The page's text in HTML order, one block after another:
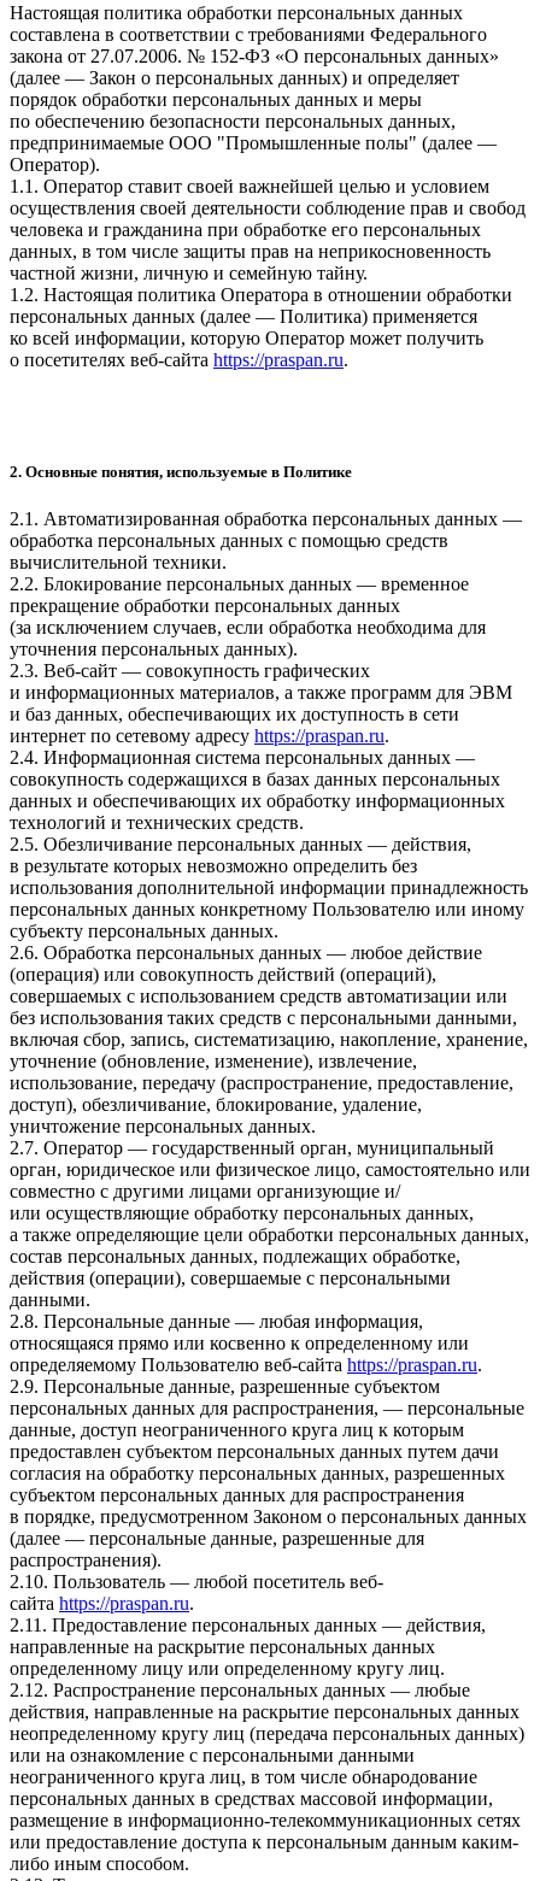
Настоящая политика обработки персональных данных
составлена в соответствии с требованиями Федерального
закона от 27.07.2006. № 152-ФЗ «О персональных данных»
(далее — Закон о персональных данных) и определяет
порядок обработки персональных данных и меры
по обеспечению безопасности персональных данных,
предпринимаемые ООО "Промышленные полы" (далее —
Оператор).
1.1. Оператор ставит своей важнейшей целью и условием
осуществления своей деятельности соблюдение прав и свобод
человека и гражданина при обработке его персональных
данных, в том числе защиты прав на неприкосновенность
частной жизни, личную и семейную тайну.
1.2. Настоящая политика Оператора в отношении обработки
персональных данных (далее — Политика) применяется
ко всей информации, которую Оператор может получить
о посетителях веб-сайта https://praspan.ru.
2. Основные понятия, используемые в Политике
2.1. Автоматизированная обработка персональных данных —
обработка персональных данных с помощью средств
вычислительной техники.
2.2. Блокирование персональных данных — временное
прекращение обработки персональных данных
(за исключением случаев, если обработка необходима для
уточнения персональных данных).
2.3. Веб-сайт — совокупность графических
и информационных материалов, а также программ для ЭВМ
и баз данных, обеспечивающих их доступность в сети
интернет по сетевому адресу https://praspan.ru.
2.4. Информационная система персональных данных —
совокупность содержащихся в базах данных персональных
данных и обеспечивающих их обработку информационных
технологий и технических средств.
2.5. Обезличивание персональных данных — действия,
в результате которых невозможно определить без
использования дополнительной информации принадлежность
персональных данных конкретному Пользователю или иному
субъекту персональных данных.
2.6. Обработка персональных данных — любое действие
(операция) или совокупность действий (операций),
совершаемых с использованием средств автоматизации или
без использования таких средств с персональными данными,
включая сбор, запись, систематизацию, накопление, хранение,
уточнение (обновление, изменение), извлечение,
использование, передачу (распространение, предоставление,
доступ), обезличивание, блокирование, удаление,
уничтожение персональных данных.
2.7. Оператор — государственный орган, муниципальный
орган, юридическое или физическое лицо, самостоятельно или
совместно с другими лицами организующие и/
или осуществляющие обработку персональных данных,
а также определяющие цели обработки персональных данных,
состав персональных данных, подлежащих обработке,
действия (операции), совершаемые с персональными
данными.
2.8. Персональные данные — любая информация,
относящаяся прямо или косвенно к определенному или
определяемому Пользователю веб-сайта https://praspan.ru.
2.9. Персональные данные, разрешенные субъектом
персональных данных для распространения, — персональные
данные, доступ неограниченного круга лиц к которым
предоставлен субъектом персональных данных путем дачи
согласия на обработку персональных данных, разрешенных
субъектом персональных данных для распространения
в порядке, предусмотренном Законом о персональных данных
(далее — персональные данные, разрешенные для
распространения).
2.10. Пользователь — любой посетитель веб-
сайта https://praspan.ru.
2.11. Предоставление персональных данных — действия,
направленные на раскрытие персональных данных
определенному лицу или определенному кругу лиц.
2.12. Распространение персональных данных — любые
действия, направленные на раскрытие персональных данных
неопределенному кругу лиц (передача персональных данных)
или на ознакомление с персональными данными
неограниченного круга лиц, в том числе обнародование
персональных данных в средствах массовой информации,
размещение в информационно-телекоммуникационных сетях
или предоставление доступа к персональным данным каким-
либо иным способом.